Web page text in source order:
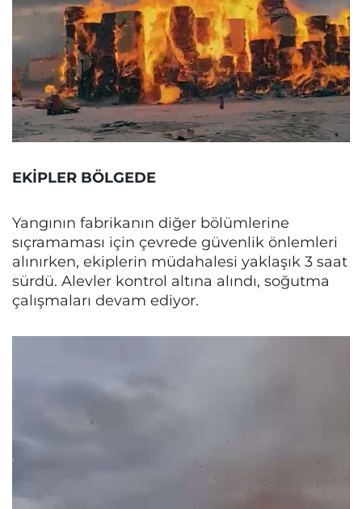
EKİPLER BÖLGEDE
Yangının fabrikanın diğer bölümlerine
sıçramaması için çevrede güvenlik önlemleri
alınırken, ekiplerin müdahalesi yaklaşık 3 saat
sürdü. Alevler kontrol altına alındı, soğutma
çalışmaları devam ediyor.